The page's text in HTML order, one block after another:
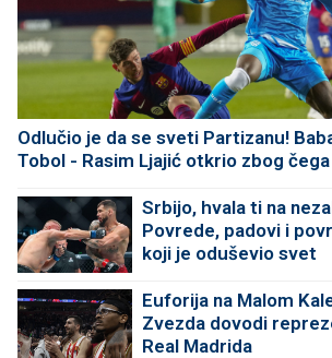
Odlučio je da se sveti Partizanu!
Tobol - Rasim Ljajić otkrio zbog čega
Srbijo, hvala ti na
Povrede, padovi i
koji je oduševio svet
Euforija na Malom
Zvezda dovodi
Real Madrida